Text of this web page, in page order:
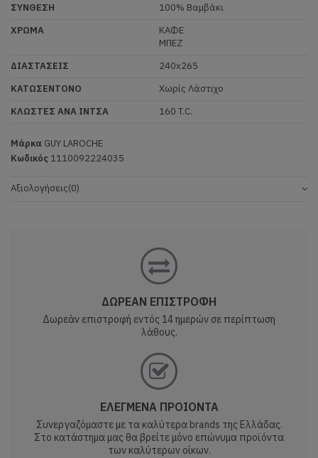
ΣΥΝΘΕΣΗ
100% Βαμβάκι
ΧΡΩΜΑ
ΚΑΦΕ
ΜΠΕΖ
ΔΙΑΣΤΑΣΕΙΣ
240x265
ΚΑΤΩΣΕΝΤΟΝΟ
Χωρίς Λάστιχο
ΚΛΩΣΤΕΣ ΑΝΑ ΙΝΤΣΑ
160 T.C.
Μάρκα GUY LAROCHE
Κωδικός 1110092224035
Αξιολογήσεις(0)
ΔΩΡΕΑΝ ΕΠΙΣΤΡΟΦΗ
Δωρεάν επιστροφή εντός 14 ημερών σε περίπτωση
λάθους.
ΕΛΕΓΜΕΝΑ ΠΡΟΙΟΝΤΑ
Συνεργαζόμαστε με τα καλύτερα brands της Ελλάδας.
Στο κατάστημα μας θα βρείτε μόνο επώνυμα προϊόντα
των καλύτερων οίκων.